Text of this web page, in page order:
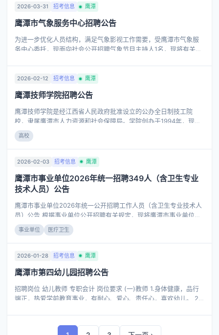
表》(见附件1)。 二、招聘条件 (一)招聘人员基本条件： 1.具有中华
法》，遵守法律法规;3.具有良好的政治素质、心理素质和道德品
行;4.
2026-03-31 招考信息 鹰潭
鹰潭市气象服务中心招聘公告
为进一步优化人员结构，满足气象影视工作需要，受鹰潭市气象服
务中心委托，现面向社会公开招聘气象节目主持人1名，现将有关事
备的用人原则，严格按照岗位条件择优聘用。 二、招聘基本条件
(一)具有中华人民共和国国籍，拥护中国共产党的领导，坚持正确的
违纪等不良记录; (三)具备良好的职业道德、团队协作精神及适应岗
位要求的身体条件; (四)具备岗位所需的专业知识、业务能力和其他
资格条件。 三、招聘岗位、人数及具体要求 (一)招聘岗位及人数
2026-02-12 招考信息 鹰潭
鹰潭技师学院招聘公告
鹰潭技师学院是经江西省人民政府批准设立的公办全日制技工院
校，隶属鹰潭市人力资源和社会保障局。学院创办于1994年，现有
占地370余亩、设施完备的现代化校园。为进一步提升教学水平、深
化产教融合，现面向社会诚聘热爱职教事业、具备实践经验的兼职
教师加入我们的团队，共同助力技能人才培养与区域经济社会发
展。 招聘计划 根据学院发展需要，本着公正、公平、公开的原则，
件详见下表。 应聘资格 应聘人员须具备下列条件： 1.具有中华人民
共和国国籍; 2.遵守宪法和法律，拥护中国共产党的领导和社会主义
高校
2026-02-03 招考信息 鹰潭
鹰潭市事业单位2026年统一招聘349人（含卫生专业
技术人员）公告
鹰潭市事业单位2026年统一公开招聘工作人员（含卫生专业技术人
员）公告 根据事业单位公开招聘有关规定，现将鹰潭市事业单位
2026年统一公开招聘工作人员(含卫生专业技术人员)有关事项公告
如下: 一、招聘岗位 本次鹰潭市事业单位招聘计划共349名，具体招
聘岗位及要求详见《鹰潭市2026年统一公开招聘事业单位工作人员
岗位表》(附件1)和《鹰潭市2026年统一公开招聘卫生专业技术人员
事业单位 医疗卫生
2026-01-28 招考信息 鹰潭
鹰潭市第四幼儿园招聘公告
招聘岗位 幼儿教师 专职会计 岗位要求 (一)教师 1.身体健康，品行
端正，热爱学前教育事业，有耐心、爱心、责任心，喜欢幼儿。 2.
话等级证书。 3.年龄40周岁以下，有幼教经验者优先(年龄可适当放
宽)。 联系电话：13635996300(陈老师) (二)专职会计 1.身体健